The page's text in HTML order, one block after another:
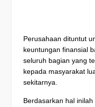
Perusahaan dituntut
keuntungan finansial
seluruh bagian yang
kepada masyarakat
sekitarnya.
Berdasarkan hal inilah